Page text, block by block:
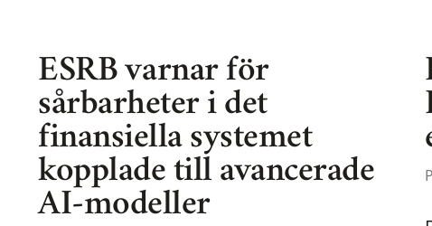
ESRB varnar för
sårbarheter i det
finansiella systemet
kopplade till avancerade
AI-modeller